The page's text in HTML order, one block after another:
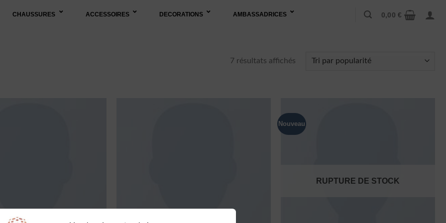
CHAUSSURES ACCESSOIRES DECORATIONS AMBASSADRICES 0,00€
7 résultats affichésTrié
Nouveau
RUPTURE DE STOCK